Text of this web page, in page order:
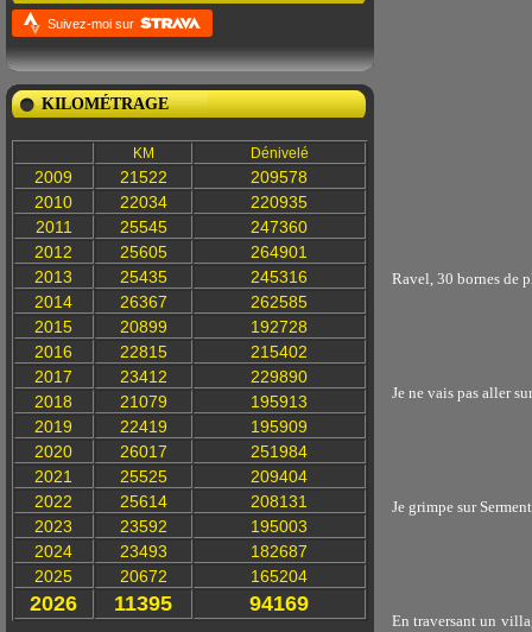
Suivez-moi sur
KILOMÉTRAGE
KM Dénivelé
2009 21522
209578
2010
22034
220935
2011
25545
247360
2012
25605
264901
2013
25435
245316
2014
26367
262585
2015
20899
192728
2016
22815
215402
2017
23412
229890
2018
21079
195913
2019
22419
195909
2020
26017
251984
2021
25525
209404
2022
25614
208131
2023
23592
195003
2024
23493
182687
2025
20672 165204
2026 11395 94169
Ravel, 30 bornes de
Je ne vais pas aller
Je grimpe sur
En traversant un